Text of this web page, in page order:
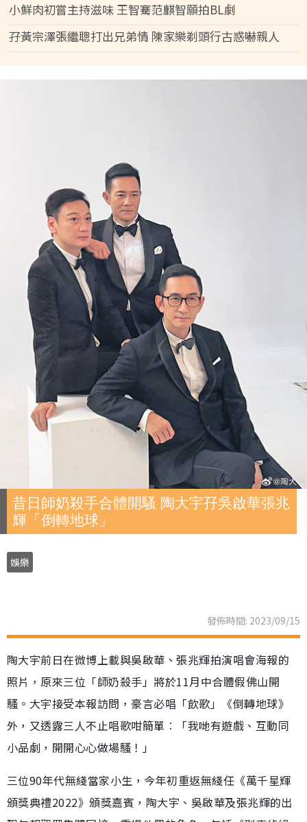
小鮮肉初嘗主持滋味 王智騫范麒智願拍BL劇
孖黃宗澤張繼聰打出兄弟情 陳家樂剃頭行古惑嚇親人
昔日師奶殺手合體開騷 陶大宇孖吳啟華張兆
輝「倒轉地球」
娛樂
發佈時間: 2023/09/15
陶大宇前日在微博上載與吳啟華、張兆輝拍演唱會海報的
照片，原來三位「師奶殺手」將於11月中合體假佛山開
騷。大宇接受本報訪問，豪言必唱「飲歌」《倒轉地球》
外，又透露三人不止唱歌咁簡單︰「我哋有遊戲、互動同
小品劇，開開心心做場騷！」
三位90年代無綫當家小生，今年初重返無綫任《萬千星輝
頒獎典禮2022》頒獎嘉賓，陶大宇、吳啟華及張兆輝的出